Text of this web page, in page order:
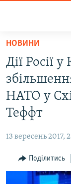
Перейти
основного
матеріалу
Перейти
до
основної
Перейти
пошуку
ВОДА.КРИМ
ВІДЕО ТА ФОТО
ПОЛІТИКА
ПОГЛЯД
ІНТЕРВ'Ю
ВСЕ ЗА ДЕНЬ
НОВИНИ
Дії Росії
НАТО у
Теффт
13 вересень 2017,
Поділитись